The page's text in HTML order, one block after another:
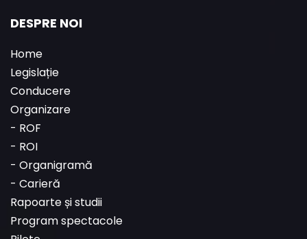
DESPRE NOI
Home
Legislație
Conducere
Organizare
- ROF
- ROI
- Organigramă
- Carieră
Rapoarte și studii
Program spectacole